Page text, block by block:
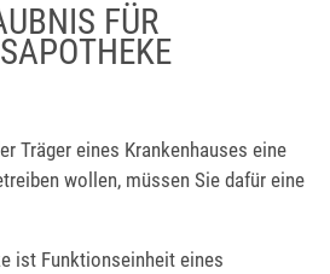
FÜR
Träger eines Krankenhauses eine
wollen, müssen Sie dafür eine
ist Funktionseinheit eines